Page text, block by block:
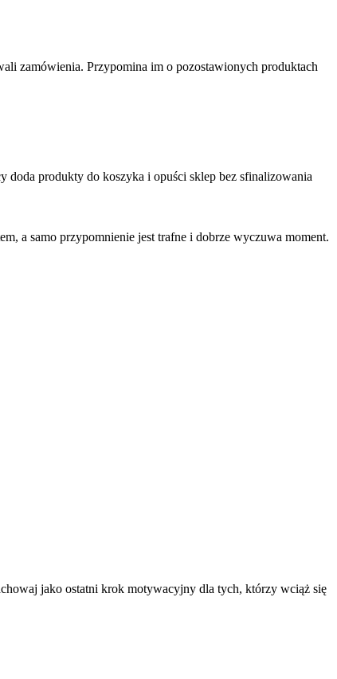
zamówienia. Przypomina im o pozostawionych produktach
doda produkty do koszyka i opuści sklep bez sfinalizowania
a samo przypomnienie jest trafne i dobrze wyczuwa moment.
jako ostatni krok motywacyjny dla tych, którzy wciąż się